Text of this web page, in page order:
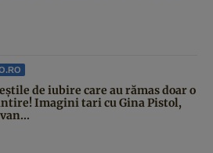
de iubire care au rămas doar o
Imagini tari cu Gina Pistol,